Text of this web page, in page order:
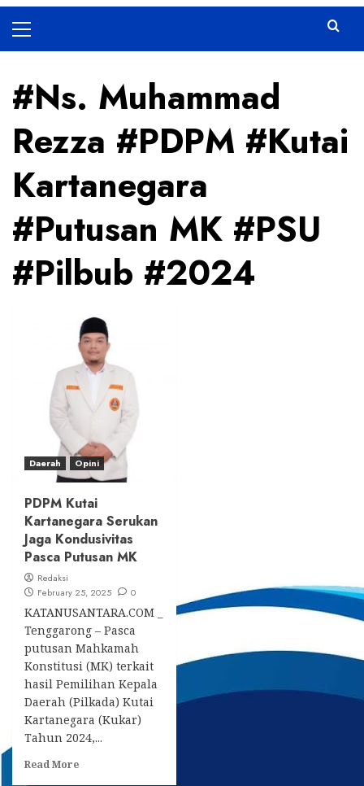
Menu
#Ns. Muhammad
Rezza #PDPM #Kutai
Kartanegara
#Putusan MK #PSU
#Pilbub #2024
Daerah Opini
PDPM Kutai
Kartanegara Serukan
Jaga Kondusivitas
Pasca Putusan MK
Redaksi
February 25, 2025
0
KATANUSANTARA.COM _
Tenggarong – Pasca
putusan Mahkamah
Konstitusi (MK) terkait
hasil Pemilihan Kepala
Daerah (Pilkada) Kutai
Kartanegara (Kukar)
Tahun 2024,...
Read MoreRead